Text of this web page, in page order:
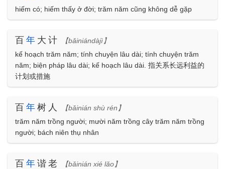
hiếm có; hiếm thấy ở đời; trăm năm cũng không dễ gặp
百 年 大计
【bǎiniándàjì】
kế hoạch trăm năm; tính chuyện lâu dài; tính chuyện trăm
năm; biện pháp lâu dài; kế hoạch lâu dài. 指关系长远利益的
计划或措施
百 年 树人
【bǎinián shù rén】
trăm năm trồng người; mười năm trồng cây trăm năm trồng
người; bách niên thụ nhân
百 年 谐老
【bǎinián xié lǎo】